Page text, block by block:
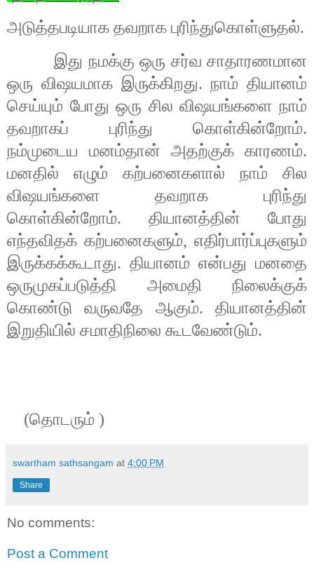
அடுத்தபடியாக தவறாக புரிந்துகொள்ளுதல்.
இது நமக்கு ஒரு சர்வ சாதாரணமான
ஒரு விஷயமாக இருக்கிறது. நாம் தியானம்
செய்யும் போது ஒரு சில விஷயங்களை நாம்
தவறாகப் புரிந்து கொள்கின்றோம்.
நம்முடைய மனம்தான் அதற்குக் காரணம்.
மனதில் எழும் கற்பனைகளால் நாம் சில
விஷயங்களை தவறாக புரிந்து
கொள்கின்றோம். தியானத்தின் போது
எந்தவிதக் கற்பனைகளும், எதிர்பார்ப்புகளும்
இருக்கக்கூடாது. தியானம் என்பது மனதை
ஒருமுகப்படுத்தி அமைதி நிலைக்குக்
கொண்டு வருவதே ஆகும். தியானத்தின்
இறுதியில் சமாதிநிலை கூடவேண்டும்.
(தொடரும் )
swartham sathsangam at 4:00 PM
Share
No comments:
Post a Comment